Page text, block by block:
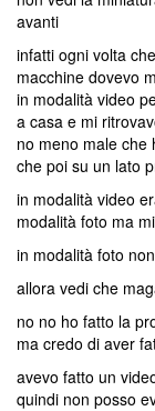
avanti
infatti ogni volta
macchine dovevo
in modalità video
a casa e mi
no meno male che
che poi su un lato
in modalità video
modalità foto ma
in modalità foto
allora vedi che
no no ho fatto la
ma credo di aver
avevo fatto un
quindi non posso